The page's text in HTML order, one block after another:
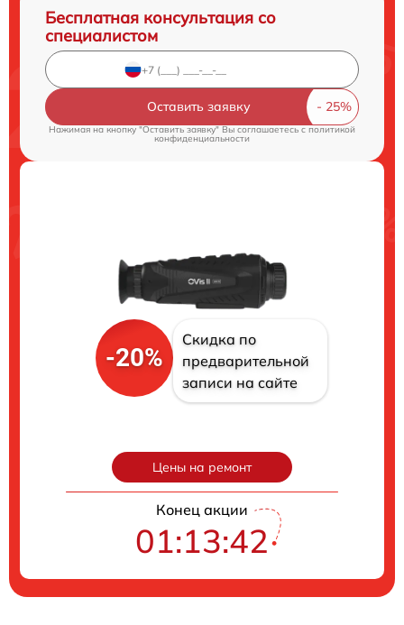
Бесплатная консультация со
специалистом
Оставить заявку
Нажимая на кнопку "Оставить заявку" Вы соглашаетесь c политикой
конфиденциальности
-20%
Скидка по
предварительной
записи на сайте
Цены на ремонт
Конец акции
01:13:41